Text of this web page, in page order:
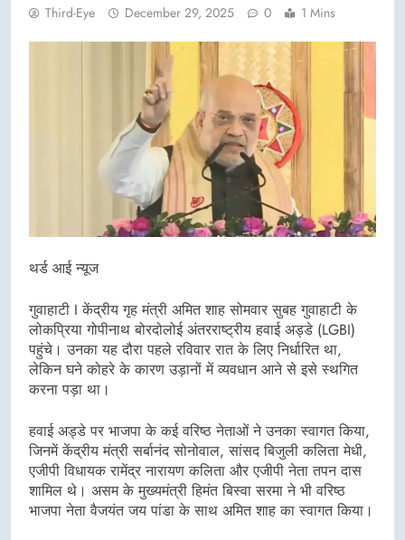
Third-Eye December 29, 2025 0 1 Mins
थर्ड आई न्यूज
गुवाहाटी I केंद्रीय गृह मंत्री अमित शाह सोमवार सुबह गुवाहाटी के
लोकप्रिया गोपीनाथ बोरदोलोई अंतरराष्ट्रीय हवाई अड्डे (LGBI)
पहुंचे। उनका यह दौरा पहले रविवार रात के लिए निर्धारित था,
लेकिन घने कोहरे के कारण उड़ानों में व्यवधान आने से इसे स्थगित
करना पड़ा था।
हवाई अड्डे पर भाजपा के कई वरिष्ठ नेताओं ने उनका स्वागत किया,
जिनमें केंद्रीय मंत्री सर्बानंद सोनोवाल, सांसद बिजुली कलिता मेधी,
एजीपी विधायक रामेंद्र नारायण कलिता और एजीपी नेता तपन दास
शामिल थे। असम के मुख्यमंत्री हिमंत बिस्वा सरमा ने भी वरिष्ठ
भाजपा नेता वैजयंत जय पांडा के साथ अमित शाह का स्वागत किया।